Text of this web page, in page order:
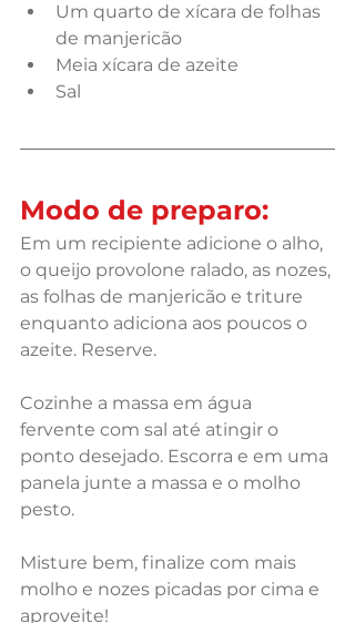
Um quarto de xícara de folhas
de manjericão
Meia xícara de azeite
Sal
Modo de preparo:
Em um recipiente adicione o alho,
o queijo provolone ralado, as nozes,
as folhas de manjericão e triture
enquanto adiciona aos poucos o
azeite. Reserve.
Cozinhe a massa em água
fervente com sal até atingir o
ponto desejado. Escorra e em uma
panela junte a massa e o molho
pesto.
Misture bem, finalize com mais
molho e nozes picadas por cima e
aproveite!